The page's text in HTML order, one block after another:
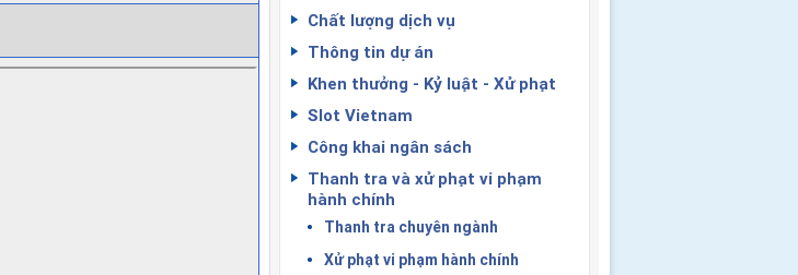
Chất lượng dịch vụ
Thông tin dự án
Khen thưởng - Kỷ luật - Xử phạt
Slot Vietnam
Công khai ngân sách
Thanh tra và xử phạt vi phạm
hành chính
Thanh tra chuyên ngành
Xử phạt vi phạm hành chính